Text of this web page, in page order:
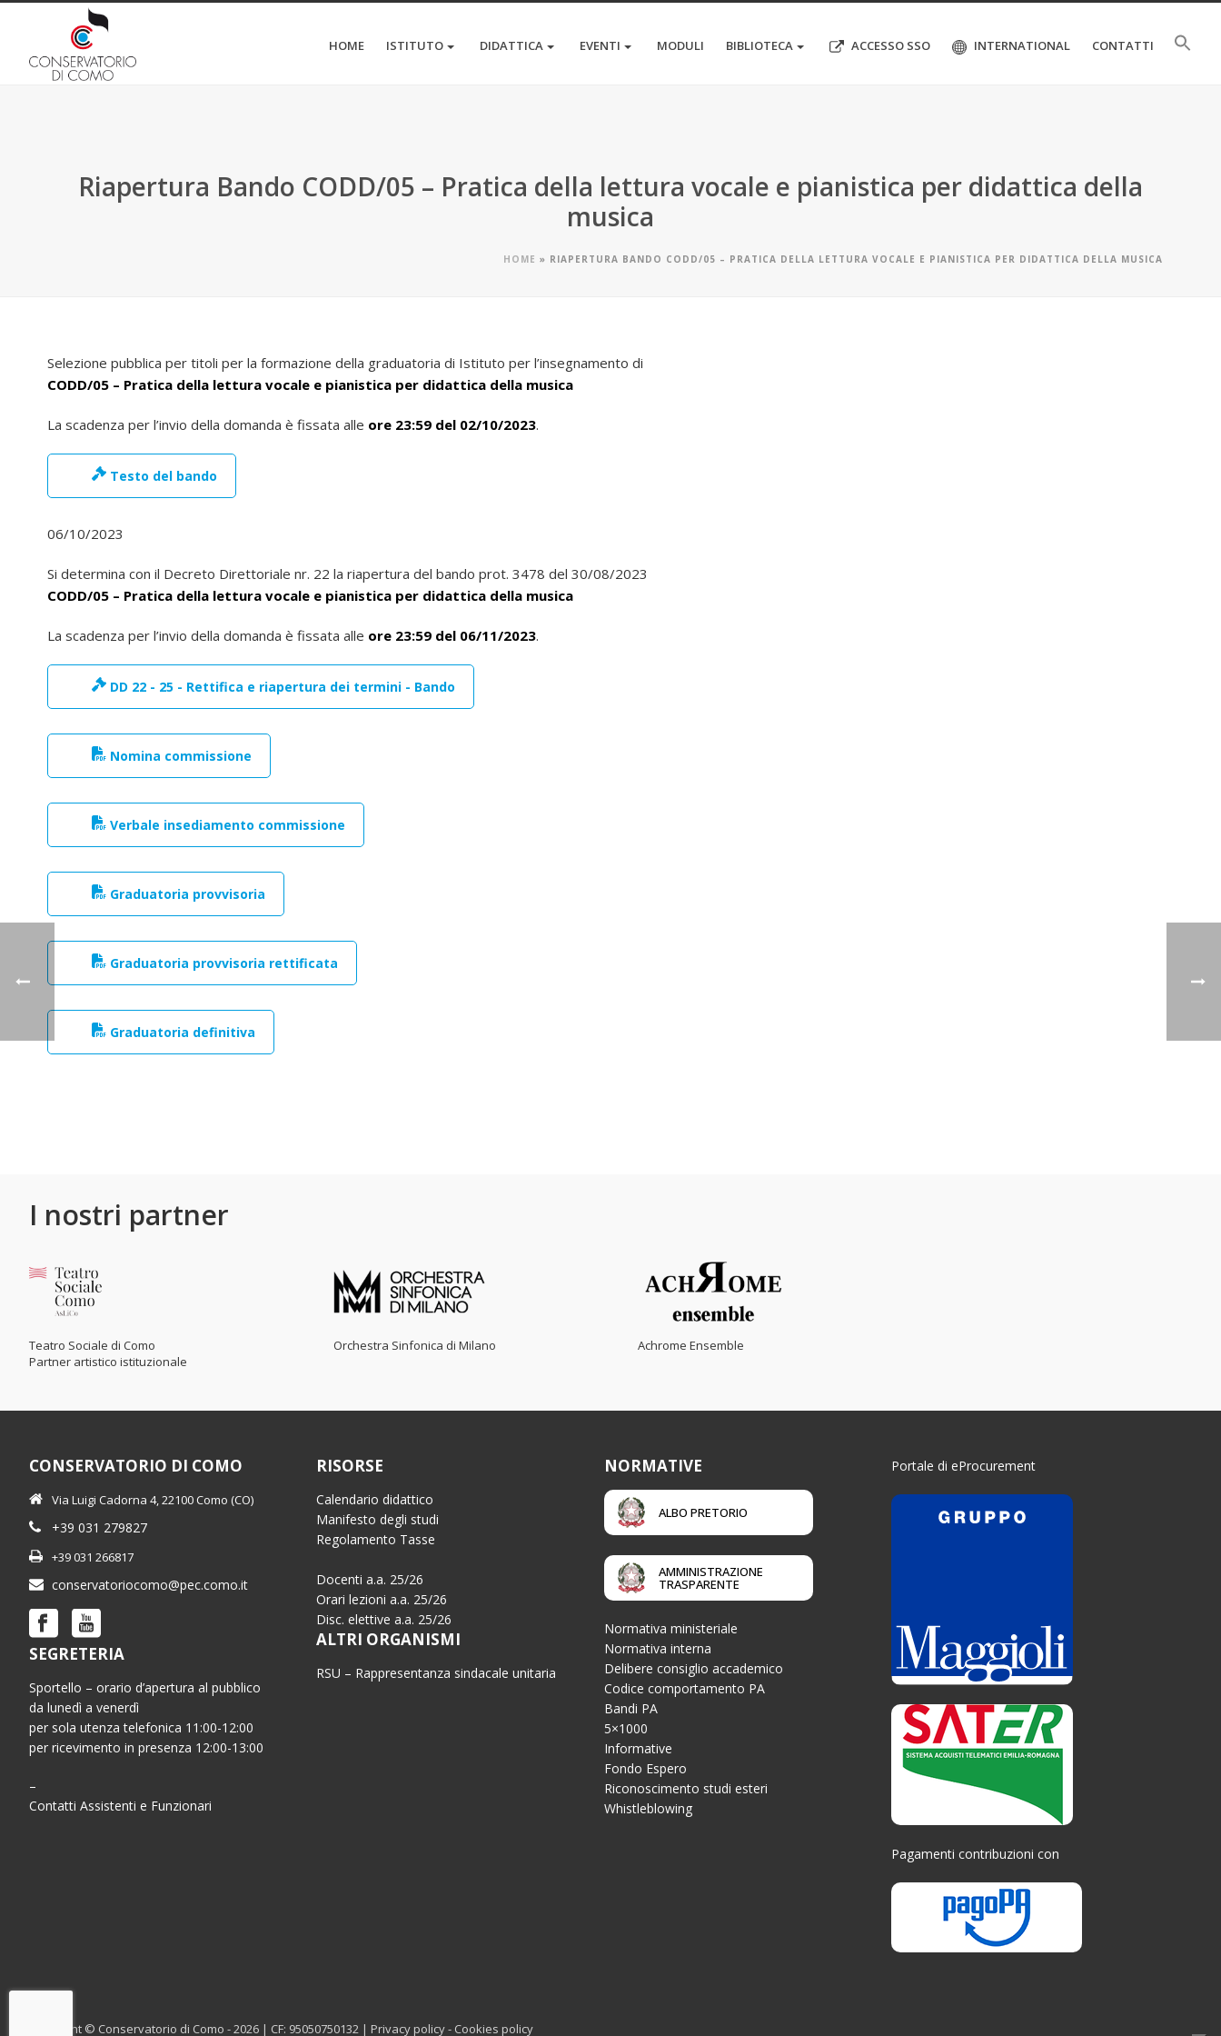
HOME ISTITUTO DIDATTICA EVENTI MODULI BIBLIOTECA ACCESSO SSO INTERNATIONAL CONTATTI
Riapertura Bando CODD/05 – Pratica della lettura vocale e pianistica per didattica della
musica
HOME » RIAPERTURA BANDO CODD/05 – PRATICA DELLA LETTURA VOCALE E PIANISTICA PER DIDATTICA DELLA MUSICA
Selezione pubblica per titoli per la formazione della graduatoria di Istituto per l’insegnamento di
CODD/05 – Pratica della lettura vocale e pianistica per didattica della musica
La scadenza per l’invio della domanda è fissata alle ore 23:59 del 02/10/2023.
Testo del bando
06/10/2023
Si determina con il Decreto Direttoriale nr. 22 la riapertura del bando prot. 3478 del 30/08/2023
CODD/05 – Pratica della lettura vocale e pianistica per didattica della musica
La scadenza per l’invio della domanda è fissata alle ore 23:59 del 06/11/2023.
DD 22 - 25 - Rettifica e riapertura dei termini - Bando
Nomina commissione
Verbale insediamento commissione
Graduatoria provvisoria
Graduatoria provvisoria rettificata
Graduatoria definitiva
I nostri partner
Teatro Sociale di Como
Partner artistico istituzionale
Orchestra Sinfonica di Milano Achrome Ensemble
CONSERVATORIO DI COMO
Via Luigi Cadorna 4, 22100 Como (CO)
+39 031 279827
+39 031 266817
conservatoriocomo@pec.como.it
SEGRETERIA
Sportello – orario d’apertura al pubblico
da lunedì a venerdì
per sola utenza telefonica 11:00-12:00
per ricevimento in presenza 12:00-13:00
–
Contatti Assistenti e Funzionari
RISORSE
Calendario didattico
Manifesto degli studi
Regolamento Tasse
Docenti a.a. 25/26
Orari lezioni a.a. 25/26
Disc. elettive a.a. 25/26
ALTRI ORGANISMI
RSU – Rappresentanza sindacale unitaria
NORMATIVE
ALBO PRETORIO
AMMINISTRAZIONE
TRASPARENTE
Normativa ministeriale
Normativa interna
Delibere consiglio accademico
Codice comportamento PA
Bandi PA
5×1000
Informative
Fondo Espero
Riconoscimento studi esteri
Whistleblowing
Portale di eProcurement
Pagamenti contribuzioni con
Copyright © Conservatorio di Como - 2026 | CF: 95050750132 | Privacy policy- Cookies policy